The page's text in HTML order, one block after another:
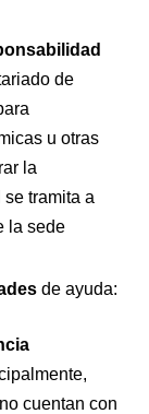
de
u otras
la
tramita a
la sede
de ayuda:
cuentan con